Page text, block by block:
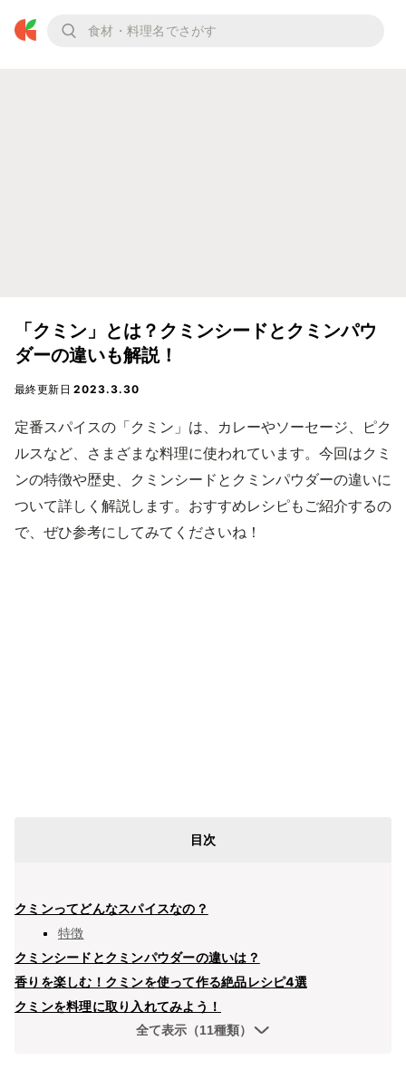
「クミン」とは？クミンシードとクミンパウ
ダーの違いも解説！
最終更新日2023.3.30
定番スパイスの「クミン」は、カレーやソーセージ、ピク
ルスなど、さまざまな料理に使われています。今回はクミ
ンの特徴や歴史、クミンシードとクミンパウダーの違いに
ついて詳しく解説します。おすすめレシピもご紹介するの
で、ぜひ参考にしてみてくださいね！
目次
クミンってどんなスパイスなの？
特徴
クミンシードとクミンパウダーの違いは？
香りを楽しむ！クミンを使って作る絶品レシピ4選
クミンを料理に取り入れてみよう！
全て表示（11種類）